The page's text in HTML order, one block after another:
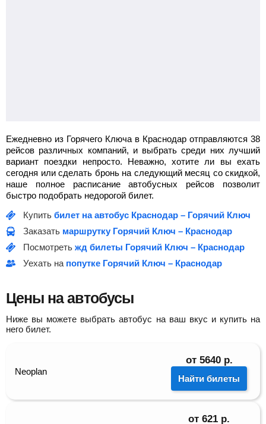
Ежедневно из Горячего Ключа в Краснодар отправляются 38
рейсов различных компаний, и выбрать среди них лучший
вариант поездки непросто. Неважно, хотите ли вы ехать
сегодня или сделать бронь на следующий месяц со скидкой,
наше полное расписание автобусных рейсов позволит
быстро подобрать недорогой билет.
Купить билет на автобус Краснодар – Горячий Ключ
Заказать маршрутку Горячий Ключ – Краснодар
Посмотреть жд билеты Горячий Ключ – Краснодар
Уехать на попутке Горячий Ключ – Краснодар
Цены на автобусы
Ниже вы можете выбрать автобус на ваш вкус и купить на
него билет.
Neoplan
от 5640 р.
Найти билеты
от 621 р.